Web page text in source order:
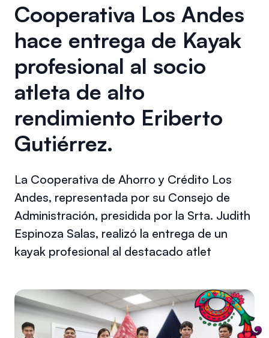
Cooperativa Los Andes
hace entrega de Kayak
profesional al socio
atleta de alto
rendimiento Eriberto
Gutiérrez.
La Cooperativa de Ahorro y Crédito Los
Andes, representada por su Consejo de
Administración, presidida por la Srta. Judith
Espinoza Salas, realizó la entrega de un
kayak profesional al destacado atlet